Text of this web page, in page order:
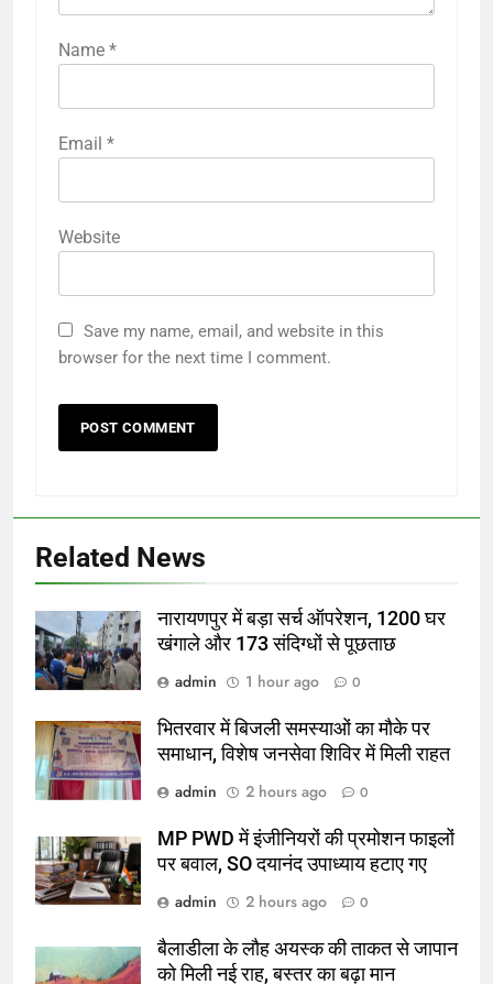
Name *
Email *
Website
Save my name, email, and website in this
browser for the next time I comment.
Related News
नारायणपुर में बड़ा सर्च ऑपरेशन, 1200 घर
खंगाले और 173 संदिग्धों से पूछताछ
admin
1 hour ago 0
भितरवार में बिजली समस्याओं का मौके पर
समाधान, विशेष जनसेवा शिविर में मिली राहत
admin
2 hours ago 0
MP PWD में इंजीनियरों की प्रमोशन फाइलों
पर बवाल, SO दयानंद उपाध्याय हटाए गए
admin
2 hours ago 0
बैलाडीला के लौह अयस्क की ताकत से जापान
को मिली नई राह, बस्तर का बढ़ा मान